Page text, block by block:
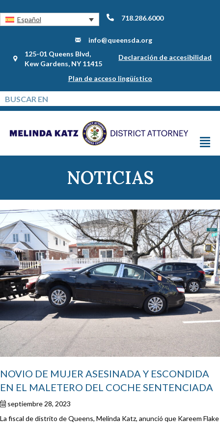
Español 718.286.6000
info@queensda.org
125-01 Queens Blvd,
Kew Gardens, NY 11415
Declaración de accesibilidad
Plan de acceso lingüístico
NOTICIAS
NOVIO DE MUJER ASESINADA Y ESCONDIDA
EN EL MALETERO DEL COCHE SENTENCIADA
septiembre 28, 2023
La fiscal de distrito de Queens, Melinda Katz, anunció que Kareem Flake